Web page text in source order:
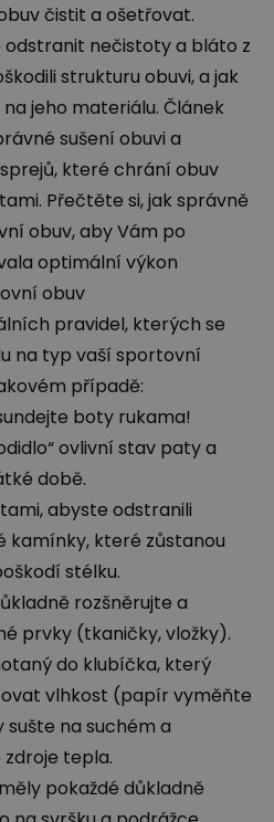
čistit a ošetřovat.
odstranit nečistoty a bláto z
strukturu obuvi, a jak
jeho materiálu. Článek
sušení obuvi a
které chrání obuv
Přečtěte si, jak správně
obuv, aby Vám po
optimální výkon
obuv
pravidel, kterých se
na typ vaší sportovní
případě:
boty rukama!
ovlivní stav paty a
době.
abyste odstranili
kamínky, které zůstanou
stélku.
rozšněrujte a
prvky (tkaničky, vložky).
do klubíčka, který
vlhkost (papír vyměňte
sušte na suchém a
tepla.
pokaždé důkladně